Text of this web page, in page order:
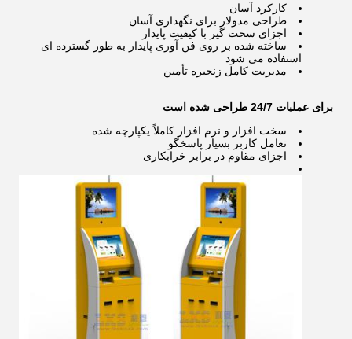
کارکرد آسان
طراحی مدولار برای نگهداری آسان
اجزای سخت گیر با کیفیت پایدار
ساخته شده بر روی فن آوری پایدار به طور گسترده ای
استفاده می شود
مدیریت کامل زنجیره تأمین
برای عملیات 24/7 طراحی شده است
سخت افزار و نرم افزار کاملاً یکپارچه شده
تعامل کاربر بسیار پاسخگو
اجزای مقاوم در برابر خرابکاری